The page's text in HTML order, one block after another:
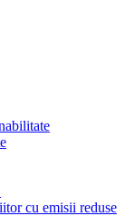
cu emisii reduse